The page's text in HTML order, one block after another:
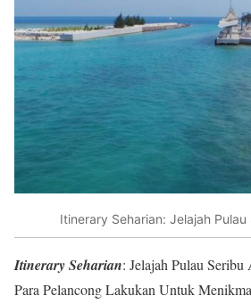
Itinerary Seharian: Jelajah
Itinerary Seharian: Jelajah Pulau
Para Pelancong Lakukan Untuk